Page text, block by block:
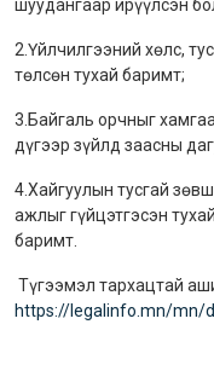
шуудангаар ирүүлсэн
2.Үйлчилгээний хөлс,
төлсөн тухай баримт;
3.Байгаль орчныг
дүгээр зүйлд заасны
4.Хайгуулын тусгай
ажлыг гүйцэтгэсэн
баримт.
Түгээмэл тархацтай
https://legalinfo.mn/mn/